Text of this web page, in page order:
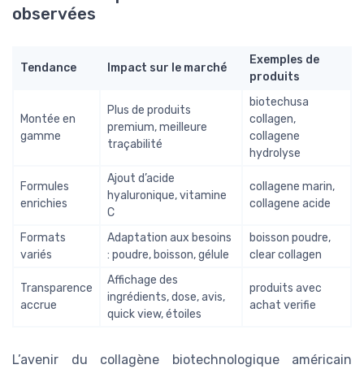
observées
Tendance Impact sur le marché
Exemples de
produits
Montée en
gamme
Plus de produits
premium, meilleure
traçabilité
biotechusa
collagen,
collagene
hydrolyse
Formules
enrichies
Ajout d’acide
hyaluronique, vitamine
C
collagene marin,
collagene acide
Formats
variés
Adaptation aux besoins
: poudre, boisson, gélule
boisson poudre,
clear collagen
Transparence
accrue
Affichage des
ingrédients, dose, avis,
quick view, étoiles
produits avec
achat verifie
L’avenir du collagène biotechnologique américain